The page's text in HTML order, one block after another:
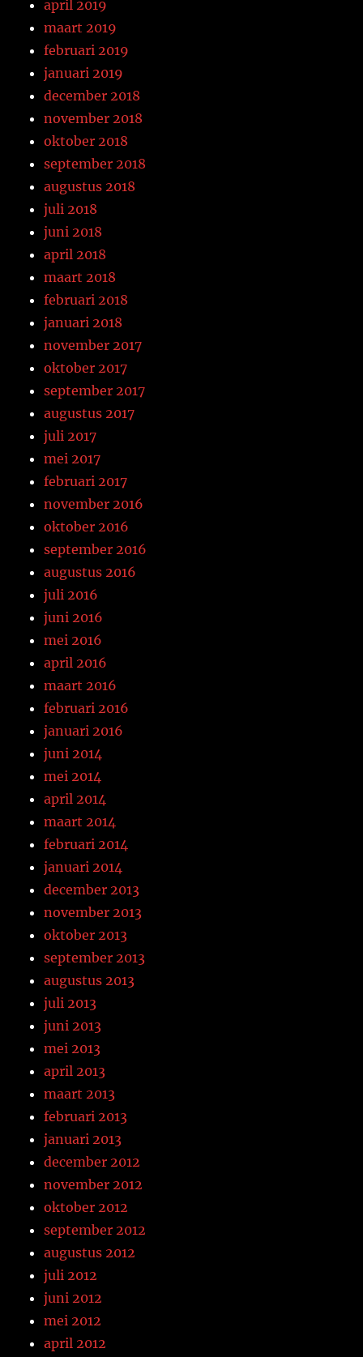
april 2019
maart 2019
februari 2019
januari 2019
december 2018
november 2018
oktober 2018
september 2018
augustus 2018
juli 2018
juni 2018
april 2018
maart 2018
februari 2018
januari 2018
november 2017
oktober 2017
september 2017
augustus 2017
juli 2017
mei 2017
februari 2017
november 2016
oktober 2016
september 2016
augustus 2016
juli 2016
juni 2016
mei 2016
april 2016
maart 2016
februari 2016
januari 2016
juni 2014
mei 2014
april 2014
maart 2014
februari 2014
januari 2014
december 2013
november 2013
oktober 2013
september 2013
augustus 2013
juli 2013
juni 2013
mei 2013
april 2013
maart 2013
februari 2013
januari 2013
december 2012
november 2012
oktober 2012
september 2012
augustus 2012
juli 2012
juni 2012
mei 2012
april 2012